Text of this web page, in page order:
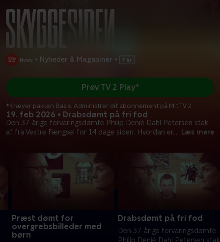
• Nyheder & Magasiner •
19. feb 2026 • Drabsdømt på fri fod
Den 37-årige forvaringsdømte Philip Denié Dahl Petersen stak
af fra Vestre Fængsel for 14 dage siden. Hvordan er... Læs mere
Prøv TV 2 Play*
*Kræver pakken Basis. Administrer dit abonnement på Mit TV 2.
Præst dømt for
overgrebsbilleder med
børn
Drabsdømt på fri fod
Den 37-årige forvaringsdømte
Philip Denié Dahl Petersen stak